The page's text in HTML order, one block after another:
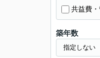
共益費
築年数